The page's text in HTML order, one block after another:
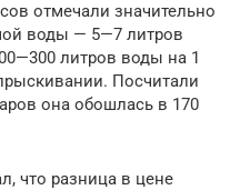
отмечали значительно
воды — 5—7 литров
литров воды на 1
Посчитали
она обошлась в 170
что разница в цене